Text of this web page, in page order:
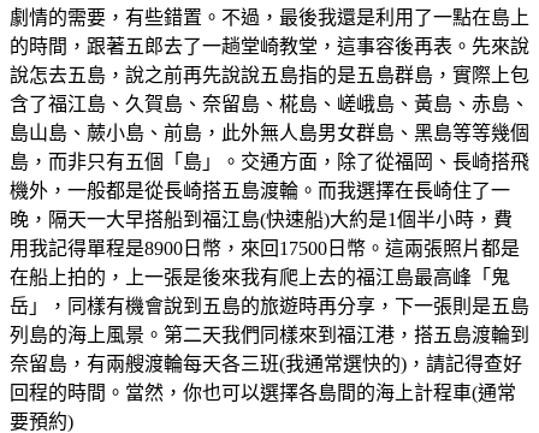
劇情的需要，有些錯置。不過，最後我還是利用了一點在島上
的時間，跟著五郎去了一趟堂崎教堂，這事容後再表。先來說
說怎去五島，說之前再先說說五島指的是五島群島，實際上包
含了福江島、久賀島、奈留島、椛島、嵯峨島、黃島、赤島、
島山島、蕨小島、前島，此外無人島男女群島、黑島等等幾個
島，而非只有五個「島」。交通方面，除了從福岡、長崎搭飛
機外，一般都是從長崎搭五島渡輪。而我選擇在長崎住了一
晚，隔天一大早搭船到福江島(快速船)大約是1個半小時，費
用我記得單程是8900日幣，來回17500日幣。這兩張照片都是
在船上拍的，上一張是後來我有爬上去的福江島最高峰「鬼
岳」，同樣有機會說到五島的旅遊時再分享，下一張則是五島
列島的海上風景。第二天我們同樣來到福江港，搭五島渡輪到
奈留島，有兩艘渡輪每天各三班(我通常選快的)，請記得查好
回程的時間。當然，你也可以選擇各島間的海上計程車(通常
要預約)